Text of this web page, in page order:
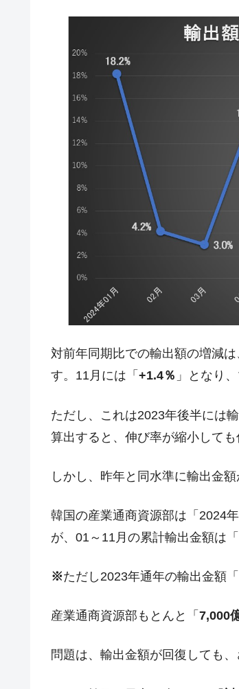
韓国鉄鋼最大手『
Fact1
Fact1 夏の甲子園、優勝校を最も多
Fact1 今話題の「楽天ライオンズ」
奇跡の毛色「白毛馬」とは？
全て勝つといくら？ 競馬GI
平成仮面ライダーの意外すぎ
Fact1 発表から2日で大崩壊、鳴か
Fact1 日本人マスターズ挑戦の歴史
Fact1
Fact1
対前年同期比での輸出額の増減は
す。11月には「 +1.4％ 」となり
ただし、これは2023年後半には
算出すると、伸び率が縮小して
しかし、昨年と同水準に輸出金
韓国の産業通商資源部は「2024
が、01～11月の累計輸出金額は「
※ただし2023年通年の輸出金額
産業通商資源部もとんと「 7,000
問題は、輸出金額が回復しても